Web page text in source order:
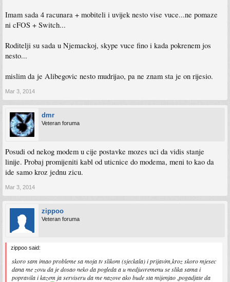
Imam sada 4 racunara + mobiteli i uvijek nesto vise vuce...ne pomaze
ni cFOS + Switch...
Roditelji su sada u Njemackoj, skype vuce fino i kada pokrenem jos
nesto...
mislim da je Alibegovic nesto mudrijao, pa ne znam sta je on rijesio.
Mar 3, 2014
dmr
Veteran foruma
Posudi od nekog modem u cije postavke mozes uci da vidis stanje
linije. Probaj promijeniti kabl od uticnice do modema, meni to kao da
ide samo kroz jednu zicu.
Mar 3, 2014
zippoo
Veteran foruma
zippoo said:
skoro sam imao probleme sa moja tv slikom (sjeckala) i prijavim,kroz skoro mjesec
dana me zovu da je dosao neko da pogleda a u medjuvremenu se slika sama i
popravila i kazem ja serviseru da me nazove ako bude sta mijenjao ,pogadjate da